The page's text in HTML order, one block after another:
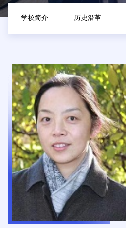
学校简介 历史沿革